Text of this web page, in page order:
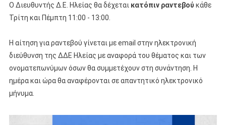
Ο Διευθυντής Δ.Ε. Ηλείας θα δέχεται κατόπιν ραντεβού κάθε
Τρίτη και Πέμπτη 11:00 - 13:00.
Η αίτηση για ραντεβού γίνεται με email στην ηλεκτρονική
διεύθυνση της ΔΔΕ Ηλείας με αναφορά του θέματος και των
ονοματεπωνύμων όσων θα συμμετέχουν στη συνάντηση. Η
ημέρα και ώρα θα αναφέρονται σε απαντητικό ηλεκτρονικό
μήνυμα.